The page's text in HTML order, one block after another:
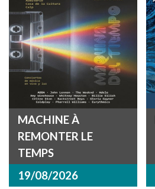
MACHINE À
REMONTER LE
TEMPS
19/08/2026